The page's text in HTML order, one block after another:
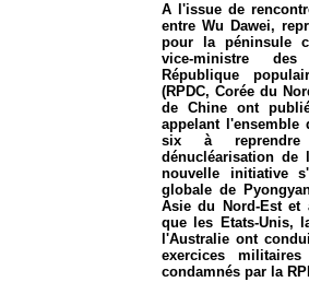
A l'issue de
entre Wu Dawei,
pour la péninsule
vice-ministre
République
(RPDC, Corée du
de Chine ont
appelant l'ensemble
six à
dénucléarisation de
nouvelle initiative
globale de
Asie du Nord-Est et
que les Etats-Unis,
l'Australie ont
exercices
condamnés par la